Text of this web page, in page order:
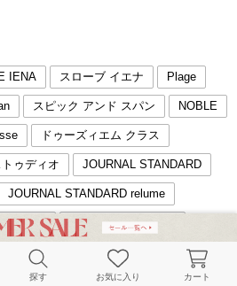
IENA スローブ イエナ Plage
スピック アンド スパン NOBLE
ドゥーズィエム クラス
ゥディオ JOURNAL STANDARD
JOURNAL STANDARD relume
ューム journal standard luxe
クス
探す お気に入り カート